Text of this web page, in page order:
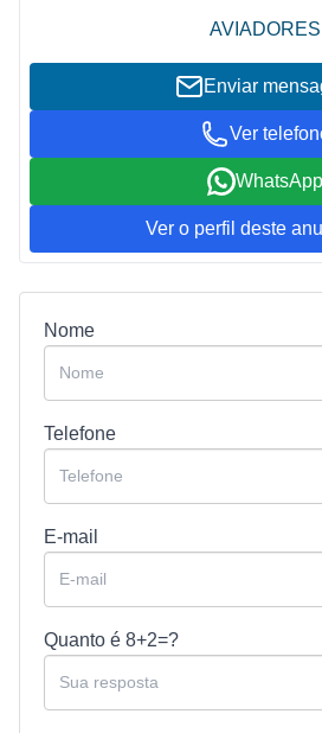
AVIADORES
Enviar
Ver
WhatsApp
Ver o perfil deste
Nome
Telefone
E-mail
Quanto é 8+2=?